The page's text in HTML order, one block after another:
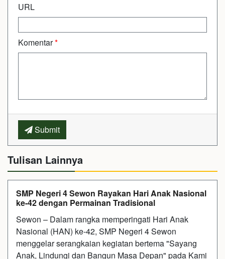
URL
Komentar*
Submit
Tulisan Lainnya
SMP Negeri 4 Sewon Rayakan Hari Anak Nasional
ke-42 dengan Permainan Tradisional
Sewon – Dalam rangka memperingati Hari Anak
Nasional (HAN) ke-42, SMP Negeri 4 Sewon
menggelar serangkaian kegiatan bertema "Sayang
Anak, Lindungi dan Bangun Masa Depan" pada Kami